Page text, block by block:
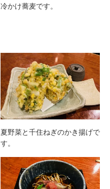
冷かけ蕎麦です。
夏野菜と千住ねぎのかき揚げで
す。